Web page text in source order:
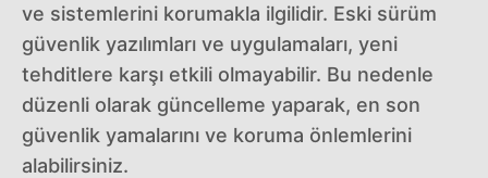
ve sistemlerini korumakla ilgilidir. Eski sürüm
güvenlik yazılımları ve uygulamaları, yeni
tehditlere karşı etkili olmayabilir. Bu nedenle
düzenli olarak güncelleme yaparak, en son
güvenlik yamalarını ve koruma önlemlerini
alabilirsiniz.